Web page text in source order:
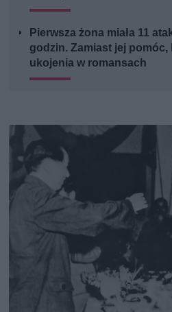
Pierwsza żona miała 11
godzin. Zamiast jej pomóc,
ukojenia w romansach